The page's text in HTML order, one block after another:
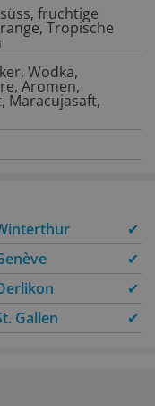
fruchtige
Tropische
Wodka,
Aromen,
Maracujasaft,
✔
✔
✔
Gallen
✔